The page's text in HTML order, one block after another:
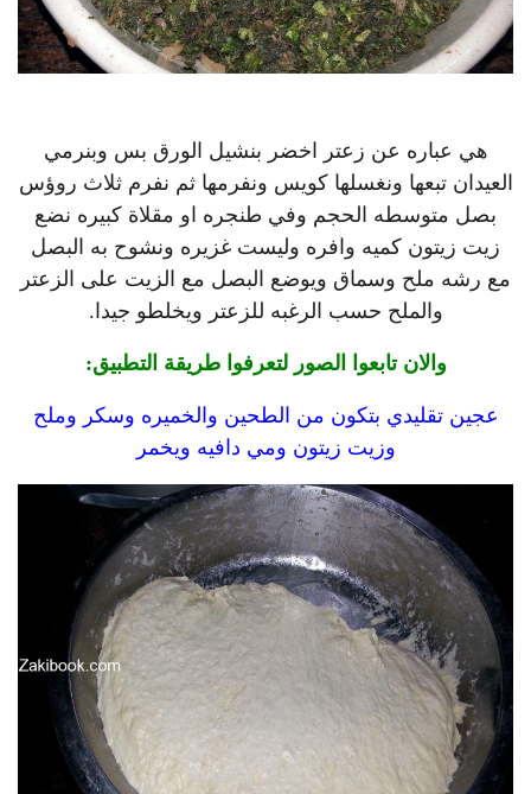
هي عباره عن زعتر اخضر بنشيل الورق بس وبنرمي
العيدان تبعها ونغسلها كويس ونفرمها ثم نفرم ثلاث روؤس
بصل متوسطه الحجم وفي طنجره او مقلاة كبيره نضع
زيت زيتون كميه وافره وليست غزيره ونشوح به البصل
مع رشه ملح وسماق ويوضع البصل مع الزيت على الزعتر
والملح حسب الرغبه للزعتر ويخلطو جيدا.
والان تابعوا الصور لتعرفوا طريقة التطبيق:
عجين تقليدي بتكون من الطحين والخميره وسكر وملح
وزيت زيتون ومي دافيه ويخمر